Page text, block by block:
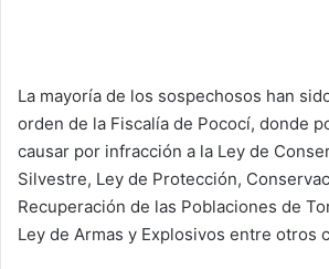
La mayoría de los sospechosos han
orden de la Fiscalía de Pococí, donde
causar por infracción a la Ley de
Silvestre, Ley de Protección,
Recuperación de las Poblaciones de
Ley de Armas y Explosivos entre otros